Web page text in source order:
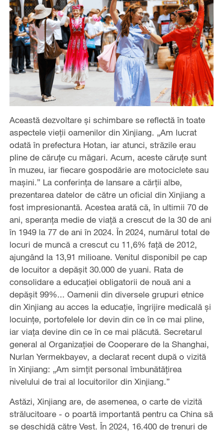
Această dezvoltare și schimbare se reflectă în toate
aspectele vieții oamenilor din Xinjiang. „Am lucrat
odată în prefectura Hotan, iar atunci, străzile erau
pline de căruțe cu măgari. Acum, aceste căruțe sunt
în muzeu, iar fiecare gospodărie are motociclete sau
mașini.” La conferința de lansare a cărții albe,
prezentarea datelor de către un oficial din Xinjiang a
fost impresionantă. Acestea arată că, în ultimii 70 de
ani, speranța medie de viață a crescut de la 30 de ani
în 1949 la 77 de ani în 2024. În 2024, numărul total de
locuri de muncă a crescut cu 11,6% față de 2012,
ajungând la 13,91 milioane. Venitul disponibil pe cap
de locuitor a depășit 30.000 de yuani. Rata de
consolidare a educației obligatorii de nouă ani a
depășit 99%... Oamenii din diversele grupuri etnice
din Xinjiang au acces la educație, îngrijire medicală și
locuințe, portofelele lor devin din ce în ce mai pline,
iar viața devine din ce în ce mai plăcută. Secretarul
general al Organizației de Cooperare de la Shanghai,
Nurlan Yermekbayev, a declarat recent după o vizită
în Xinjiang: „Am simțit personal îmbunătățirea
nivelului de trai al locuitorilor din Xinjiang.”
Astăzi, Xinjiang are, de asemenea, o carte de vizită
strălucitoare - o poartă importantă pentru ca China să
se deschidă către Vest. În 2024, 16.400 de trenuri de